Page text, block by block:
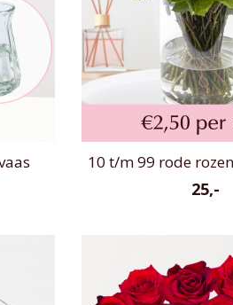
10 t/m 99 rode
25,-